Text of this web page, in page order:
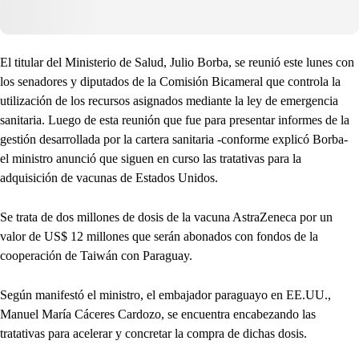
El titular del Ministerio de Salud, Julio Borba, se reunió este lunes con
los senadores y diputados de la Comisión Bicameral que controla la
utilización de los recursos asignados mediante la ley de emergencia
sanitaria. Luego de esta reunión que fue para presentar informes de la
gestión desarrollada por la cartera sanitaria -conforme explicó Borba-
el ministro anunció que siguen en curso las tratativas para la
adquisición de vacunas de Estados Unidos.
Se trata de dos millones de dosis de la vacuna AstraZeneca por un
valor de US$ 12 millones que serán abonados con fondos de la
cooperación de Taiwán con Paraguay.
Según manifestó el ministro, el embajador paraguayo en EE.UU.,
Manuel María Cáceres Cardozo, se encuentra encabezando las
tratativas para acelerar y concretar la compra de dichas dosis.